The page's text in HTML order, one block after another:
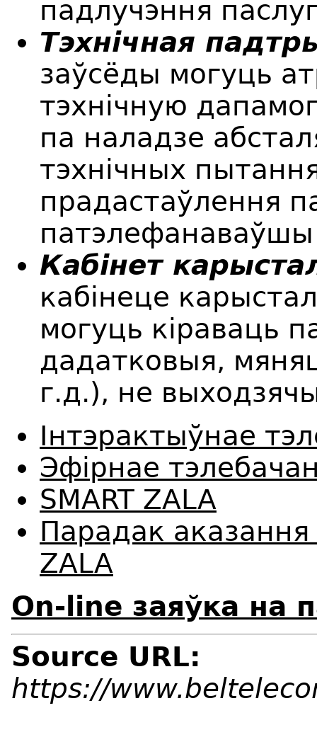
падлучэння
Тэхнічная
заўсёды могуць
тэхнічную
па наладзе
тэхнічных
прадастаўлення
Кабінет
кабінеце
могуць кіраваць
дадатковыя,
г.д.), не
Інтэрактыўнае
Эфірнае
SMART ZALA
Парадак
ZALA
On-line заяўка на
Source URL:
https://